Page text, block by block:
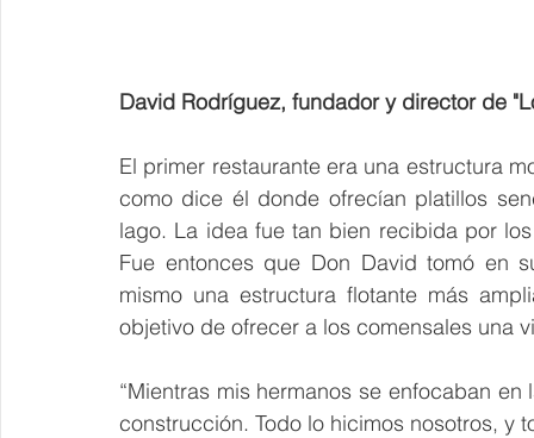
David Rodríguez, fundador y director de
El primer restaurante era una estructura
como dice él donde ofrecían platillos
lago. La idea fue tan bien recibida por
Fue entonces que Don David tomó en
mismo una estructura flotante más
objetivo de ofrecer a los comensales una
“Mientras mis hermanos se enfocaban
construcción. Todo lo hicimos nosotros, y